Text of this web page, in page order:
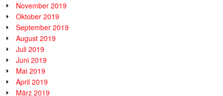
November 2019
Oktober 2019
September 2019
August 2019
Juli 2019
Juni 2019
Mai 2019
April 2019
März 2019